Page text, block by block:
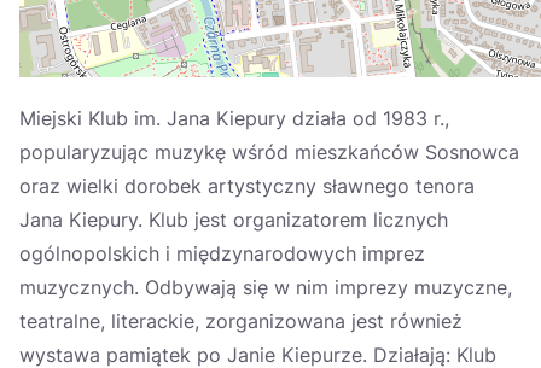
Miejski Klub im. Jana Kiepury działa od 1983 r.,
popularyzując muzykę wśród mieszkańców Sosnowca
oraz wielki dorobek artystyczny sławnego tenora
Jana Kiepury. Klub jest organizatorem licznych
ogólnopolskich i międzynarodowych imprez
muzycznych. Odbywają się w nim imprezy muzyczne,
teatralne, literackie, zorganizowana jest również
wystawa pamiątek po Janie Kiepurze. Działają: Klub